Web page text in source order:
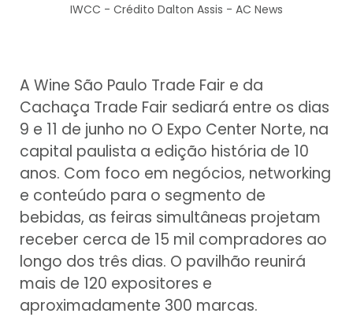
IWCC - Crédito Dalton Assis - AC News
A Wine São Paulo Trade Fair e da
Cachaça Trade Fair sediará entre os dias
9 e 11 de junho no O Expo Center Norte, na
capital paulista a edição história de 10
anos. Com foco em negócios, networking
e conteúdo para o segmento de
bebidas, as feiras simultâneas projetam
receber cerca de 15 mil compradores ao
longo dos três dias. O pavilhão reunirá
mais de 120 expositores e
aproximadamente 300 marcas.